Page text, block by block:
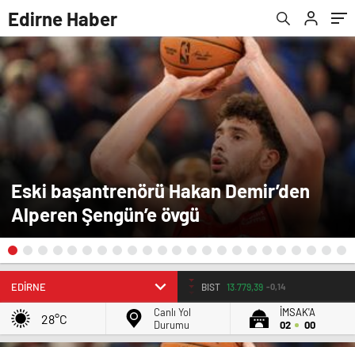
Edirne Haber
Eski başantrenörü Hakan Demir’den
Alperen Şengün’e övgü
BIST 13.779,39 -0,14
28°C
Canlı Yol
Durumu
İMSAK'A
02
00